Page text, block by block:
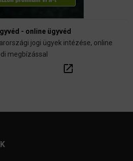
- online ügyvéd
jogi ügyek intézése, online
megbízással
open_in_new